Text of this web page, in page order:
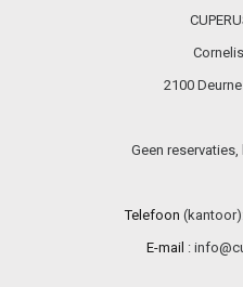
2100
Geen
Telefoon
E-mail :